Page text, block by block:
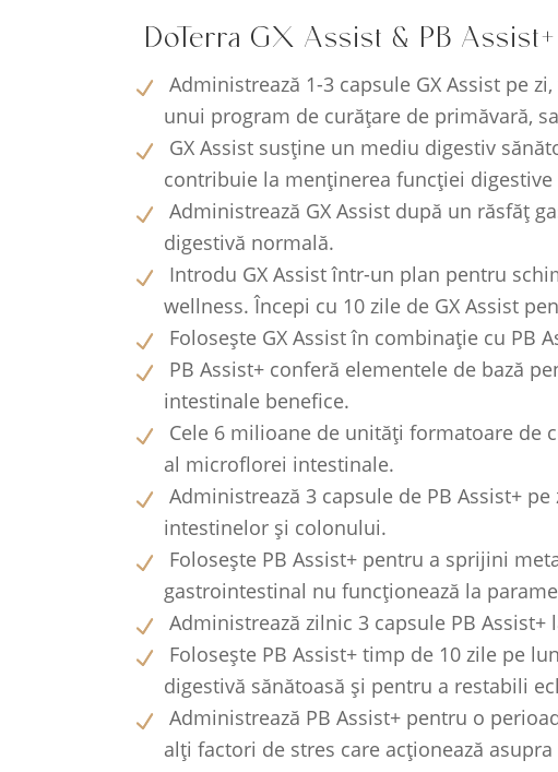
DoTerra GX Assist & PB
Administrează 1-3 capsule GX Assist pe
unui program de curățare de primăvară,
GX Assist susține un mediu digestiv
contribuie la menținerea funcției digestive
Administrează GX Assist după un răsfăț
digestivă normală.
Introdu GX Assist într-un plan pentru
wellness. Începi cu 10 zile de GX Assist
Folosește GX Assist în combinație cu PB
PB Assist+ conferă elementele de bază
intestinale benefice.
Cele 6 milioane de unități formatoare de
al microflorei intestinale.
Administrează 3 capsule de PB Assist+
intestinelor și colonului.
Folosește PB Assist+ pentru a sprijini
gastrointestinal nu funcționează la
Administrează zilnic 3 capsule PB
Folosește PB Assist+ timp de 10 zile pe
digestivă sănătoasă și pentru a restabili
Administrează PB Assist+ pentru o
alți factori de stres care acționează